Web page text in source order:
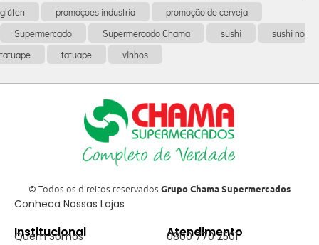
glúten
promoçoes industria
promoção de cerveja
Supermercado
Supermercado Chama sushi
sushi no
tatuape
tatuape vinhos
© Todos os direitos reservados Grupo Chama Supermercados
Conheca Nossas Lojas
Institucional
Quem Somos
Atendimento
0800 770 2501